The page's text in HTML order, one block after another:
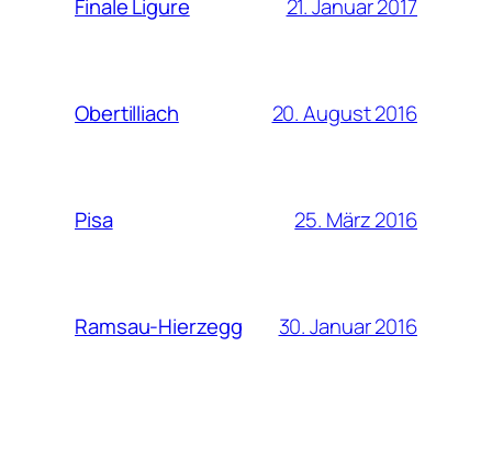
Finale Ligure 21. Januar 2017
Obertilliach 20. August 2016
Pisa 25. März 2016
Ramsau-Hierzegg 30. Januar 2016